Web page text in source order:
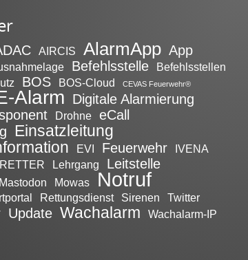
AIRCIS AlarmApp App
Befehlsstelle
Befehlsstellen
BOS BOS-Cloud CEVAS Feuerwehr®
Alarm Digitale Alarmierung
Drohne
eCall
Einsatzleitung
EVI Feuerwehr
IVENA
Lehrgang Leitstelle
Mastodon Mowas Notruf
Rettungsdienst Sirenen
Twitter
Update Wachalarm
Wachalarm-IP